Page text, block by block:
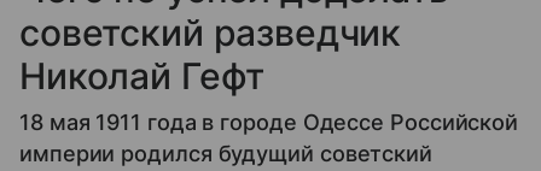
советский разведчик
Николай Гефт
18 мая 1911 года в городе Одессе Российской
империи родился будущий советский